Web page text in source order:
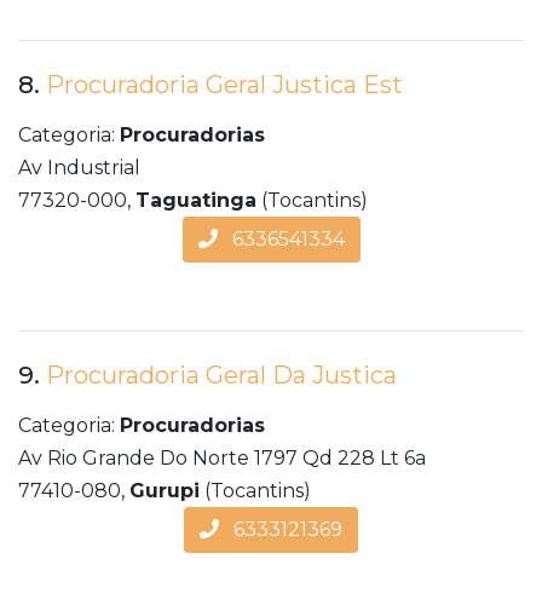
8. Procuradoria Geral Justica Est
Categoria: Procuradorias
Av Industrial
77320-000, Taguatinga (Tocantins)
6336541334
9. Procuradoria Geral Da Justica
Categoria: Procuradorias
Av Rio Grande Do Norte 1797 Qd 228 Lt 6a
77410-080, Gurupi (Tocantins)
6333121369